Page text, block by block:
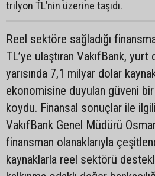
trilyon TL’nin üzerine taşıdı.
Reel sektöre sağladığı
TL’ye ulaştıran VakıfBank, yurt
yarısında 7,1 milyar dolar
ekonomisine duyulan güveni
koydu. Finansal sonuçlar ile
VakıfBank Genel Müdürü
finansman olanaklarıyla
kaynaklarla reel sektörü